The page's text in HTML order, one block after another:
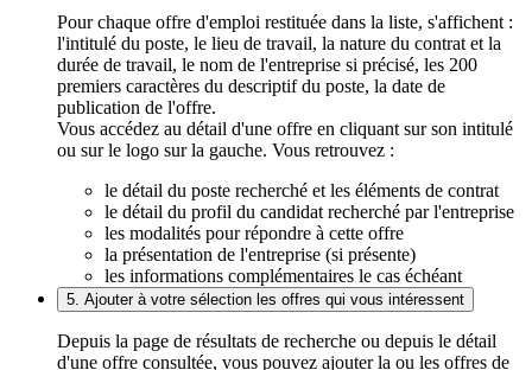
Pour chaque offre d'emploi restituée dans la liste, s'affichent :
l'intitulé du poste, le lieu de travail, la nature du contrat et la
durée de travail, le nom de l'entreprise si précisé, les 200
premiers caractères du descriptif du poste, la date de
publication de l'offre.
Vous accédez au détail d'une offre en cliquant sur son intitulé
ou sur le logo sur la gauche. Vous retrouvez :
le détail du poste recherché et les éléments de contrat
le détail du profil du candidat recherché par l'entreprise
les modalités pour répondre à cette offre
la présentation de l'entreprise (si présente)
les informations complémentaires le cas échéant
5. Ajouter à votre sélection les offres qui vous intéressent
Depuis la page de résultats de recherche ou depuis le détail
d'une offre consultée, vous pouvez ajouter la ou les offres de